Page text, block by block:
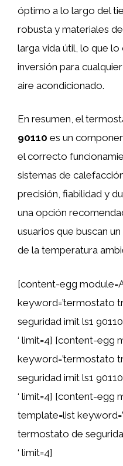
óptimo a lo largo del
robusta y materiales
larga vida útil, lo que
inversión para
aire acondicionado.
En resumen, el
90110 es un
el correcto
sistemas de
precisión, fiabilidad y
una opción
usuarios que buscan
de la temperatura
[content-egg
keyword=’termostato
seguridad imit ls1 90110
‘ limit=4] [content-egg
keyword=’termostato
seguridad imit ls1 90110
‘ limit=4] [content-egg
template=list
termostato de
‘ limit=4]